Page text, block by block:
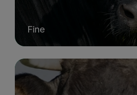
Fine